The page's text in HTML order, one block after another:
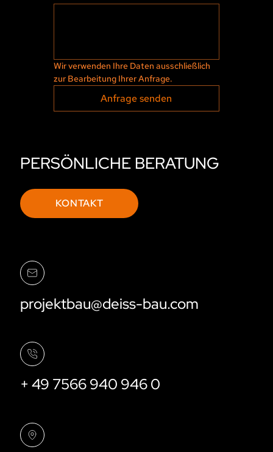
Wir verwenden Ihre Daten ausschließlich
zur Bearbeitung Ihrer Anfrage.
Anfrage senden
projektbau@deiss-bau.com
+ 49 7566 940 946 0
PERSÖNLICHE BERATUNG
KONTAKT